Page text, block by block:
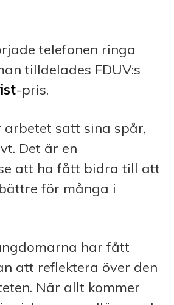
telefonen ringa
tilldelades FDUV:s
-pris.
arbetet satt sina spår,
Det är en
att ha fått bidra till att
för många i
har fått
att reflektera över den
När allt kommer